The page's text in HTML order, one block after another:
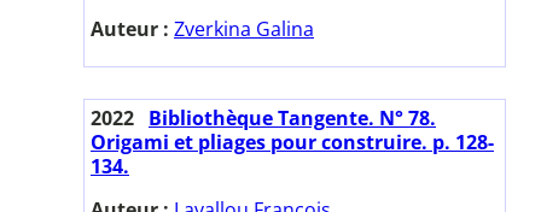
Auteur : Zverkina Galina
2022 Bibliothèque Tangente. N° 78.
Origami et pliages pour construire. p. 128-
134.